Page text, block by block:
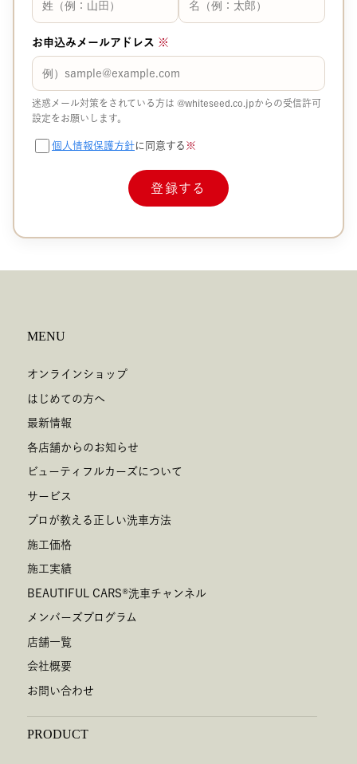
お申込みメールアドレス ※
迷惑メール対策をされている方は @whiteseed.co.jp​​からの受信許可
設定をお願いします。
個人情報保護方針に同意する ※
MENU
オンラインショップ
はじめての方へ
最新情報
各店舗からのお知らせ
ビューティフルカーズについて
サービス
プロが教える正しい洗車方法
施工価格
施工実績
BEAUTIFUL CARS®洗車チャンネル
メンバーズプログラム
店舗一覧
会社概要
お問い合わせ
PRODUCT